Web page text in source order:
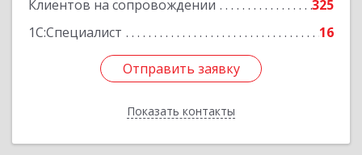
Клиентов на сопровождении
325
1С:Специалист
16
Отправить заявку
Показать контакты
Отправить заявку
Назад